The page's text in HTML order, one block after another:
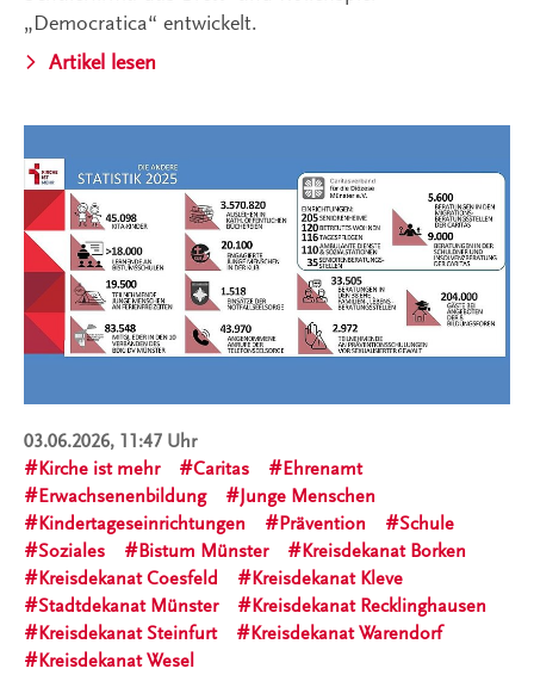
„Democratica“ entwickelt.
Artikel lesen
03.06.2026, 11:47 Uhr
Kirche ist mehr
Caritas
Ehrenamt
Erwachsenenbildung
Junge Menschen
Kindertageseinrichtungen
Prävention
Schule
Soziales
Bistum Münster
Kreisdekanat Borken
Kreisdekanat Coesfeld
Kreisdekanat Kleve
Stadtdekanat Münster
Kreisdekanat Recklinghausen
Kreisdekanat Steinfurt
Kreisdekanat Warendorf
Kreisdekanat Wesel